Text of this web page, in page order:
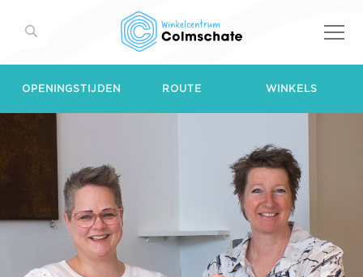
OPENINGSTIJDEN ROUTE WINKELS